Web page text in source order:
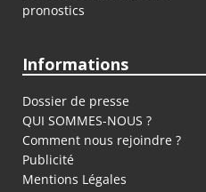
pronostics
Informations
Dossier de presse
QUI SOMMES-NOUS ?
Comment nous rejoindre ?
Publicité
Mentions Légales